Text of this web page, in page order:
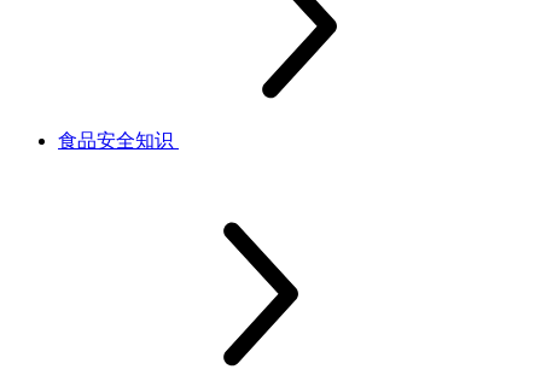
食品安全知识